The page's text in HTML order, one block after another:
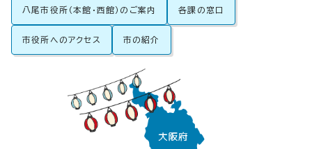
八尾市役所（本館・西館）のご案内 各課の窓口
市役所へのアクセス 市の紹介